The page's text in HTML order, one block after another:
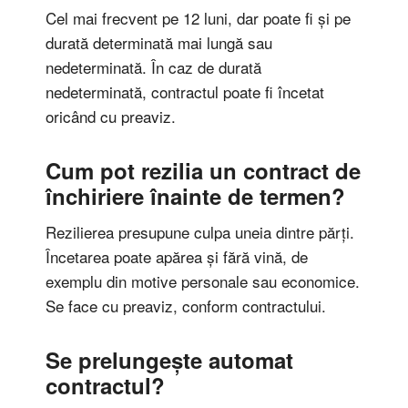
Cel mai frecvent pe 12 luni, dar poate fi și pe
durată determinată mai lungă sau
nedeterminată. În caz de durată
nedeterminată, contractul poate fi încetat
oricând cu preaviz.
Cum pot rezilia un contract de
închiriere înainte de termen?
Rezilierea presupune culpa uneia dintre părți.
Încetarea poate apărea și fără vină, de
exemplu din motive personale sau economice.
Se face cu preaviz, conform contractului.
Se prelungește automat
contractul?